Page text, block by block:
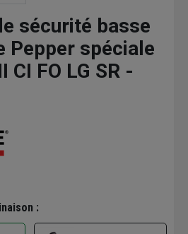
sécurité basse
Pepper spéciale
CI FO LG SR -
: